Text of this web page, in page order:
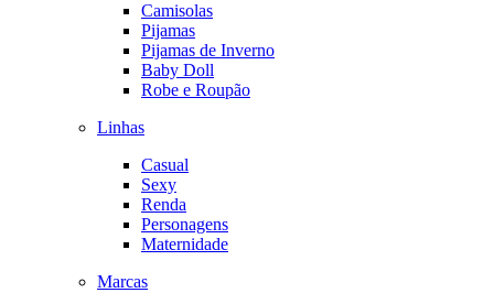
Camisolas
Pijamas
Pijamas de Inverno
Baby Doll
Robe e Roupão
Linhas
Casual
Sexy
Renda
Personagens
Maternidade
Marcas